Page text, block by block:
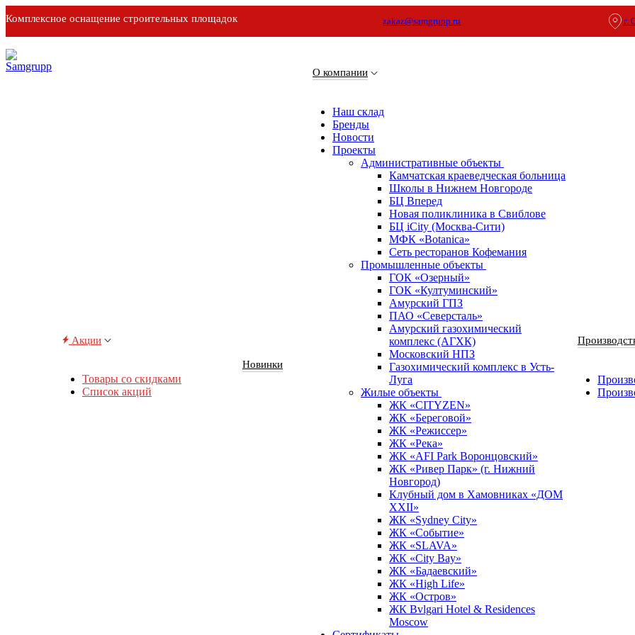
Комплексное оснащение строительных площадок zakaz@samgrupp.ru г.
Акции
Товары со скидками
Список акций
Новинки
О компании
Наш склад
Бренды
Новости
Проекты
Административные объекты
Камчатская краеведческая больница
Школы в Нижнем Новгороде
БЦ Вперед
Новая поликлиника в Свиблове
БЦ iCity (Москва-Сити)
МФК «Botanica»
Сеть ресторанов Кофемания
Промышленные объекты
ГОК «Озерный»
ГОК «Култуминский»
Амурский ГПЗ
ПАО «Северсталь»
Амурский газохимический
комплекс (АГХК)
Московский НПЗ
Газохимический комплекс в Усть-
Луга
Жилые объекты
ЖК «CITYZEN»
ЖК «Береговой»
ЖК «Режиссер»
ЖК «Река»
ЖК «AFI Park Воронцовский»
ЖК «Ривер Парк» (г. Нижний
Новгород)
Клубный дом в Хамовниках «ДОМ
XXII»
ЖК «Sydney City»
ЖК «Событие»
ЖК «SLAVA»
ЖК «City Bay»
ЖК «Бадаевский»
ЖК «High Life»
ЖК «Остров»
ЖК Bvlgari Hotel & Residences
Moscow